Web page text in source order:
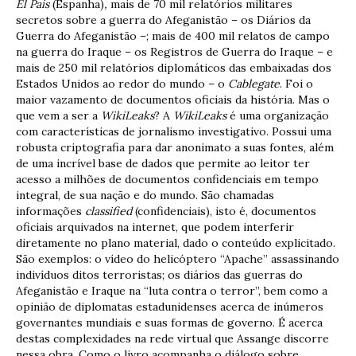
El Pais(Espanha), mais de 70 mil relatórios militares
secretos sobre a guerra do Afeganistão – os Diários da
Guerra do Afeganistão –; mais de 400 mil relatos de campo
na guerra do Iraque – os Registros de Guerra do Iraque – e
mais de 250 mil relatórios diplomáticos das embaixadas dos
Estados Unidos ao redor do mundo – o Cablegate. Foi o
maior vazamento de documentos oficiais da história. Mas o
que vem a ser a WikiLeaks? A WikiLeaksé uma organização
com características de jornalismo investigativo. Possui uma
robusta criptografia para dar anonimato a suas fontes, além
de uma incrível base de dados que permite ao leitor ter
acesso a milhões de documentos confidenciais em tempo
integral, de sua nação e do mundo. São chamadas
informações classified(confidenciais), isto é, documentos
oficiais arquivados na internet, que podem interferir
diretamente no plano material, dado o conteúdo explicitado.
São exemplos: o vídeo do helicóptero “Apache” assassinando
indivíduos ditos terroristas; os diários das guerras do
Afeganistão e Iraque na “luta contra o terror”, bem como a
opinião de diplomatas estadunidenses acerca de inúmeros
governantes mundiais e suas formas de governo. É acerca
destas complexidades na rede virtual que Assange discorre